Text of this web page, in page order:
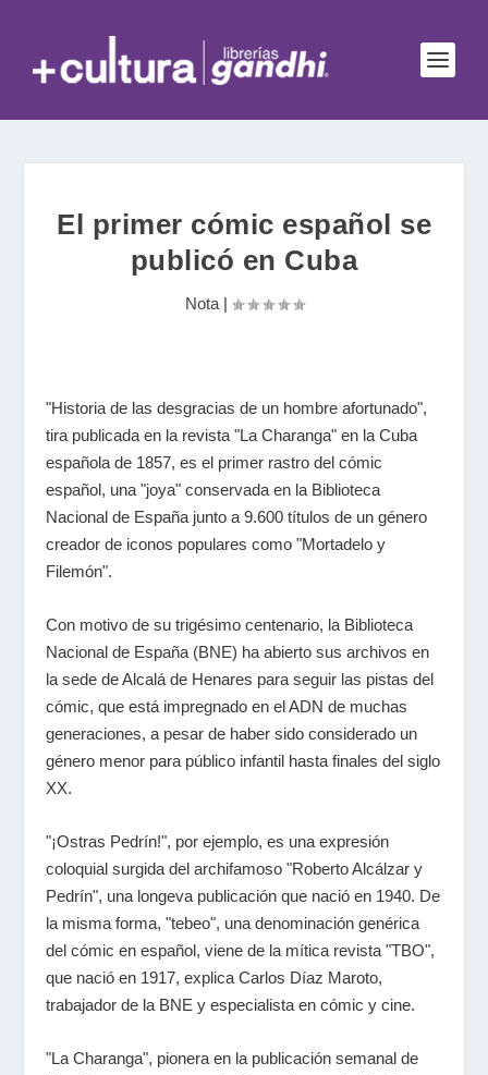
El primer cómic español se
publicó en Cuba
Nota|
"Historia de las desgracias de un hombre afortunado",
tira publicada en la revista "La Charanga" en la Cuba
española de 1857, es el primer rastro del cómic
español, una "joya" conservada en la Biblioteca
Nacional de España junto a 9.600 títulos de un género
creador de iconos populares como "Mortadelo y
Filemón".
Con motivo de su trigésimo centenario, la Biblioteca
Nacional de España (BNE) ha abierto sus archivos en
la sede de Alcalá de Henares para seguir las pistas del
cómic, que está impregnado en el ADN de muchas
generaciones, a pesar de haber sido considerado un
género menor para público infantil hasta finales del siglo
XX.
"¡Ostras Pedrín!", por ejemplo, es una expresión
coloquial surgida del archifamoso "Roberto Alcálzar y
Pedrín", una longeva publicación que nació en 1940. De
la misma forma, "tebeo", una denominación genérica
del cómic en español, viene de la mítica revista "TBO",
que nació en 1917, explica Carlos Díaz Maroto,
trabajador de la BNE y especialista en cómic y cine.
"La Charanga", pionera en la publicación semanal de